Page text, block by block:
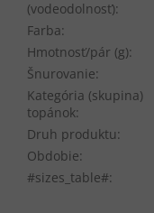
(vodeodolnosť):
Farba:
Hmotnosť/pár (g):
Šnurovanie:
Kategória (skupina)
topánok:
Druh produktu:
Obdobie:
#sizes_table#: